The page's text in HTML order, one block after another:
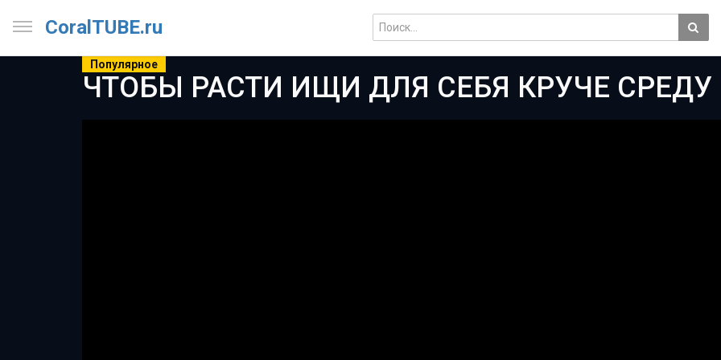
CoralTUBE.ru
Популярное
ЧТОБЫ РАСТИ ИЩИ ДЛЯ СЕБЯ КРУЧЕ СРЕДУ